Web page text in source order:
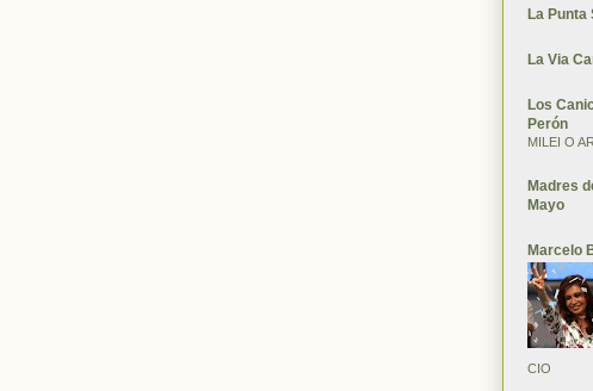
La Punta
La Via
Los
Perón
MILEI O
Madres
Mayo
Marcelo
CIO